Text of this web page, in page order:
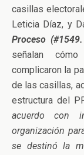
casillas
Leticia Díaz, y
Proceso
señalan
complicaron la
de las casillas,
estructura del
acuerdo con
organización
se destinó la